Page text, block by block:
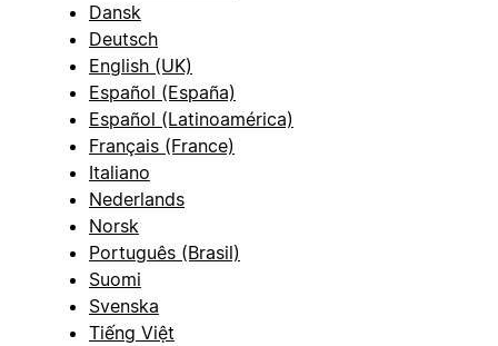
Dansk
Deutsch
English (UK)
Español (España)
Español (Latinoamérica)
Français (France)
Italiano
Nederlands
Norsk
Português (Brasil)
Suomi
Svenska
Tiếng Việt